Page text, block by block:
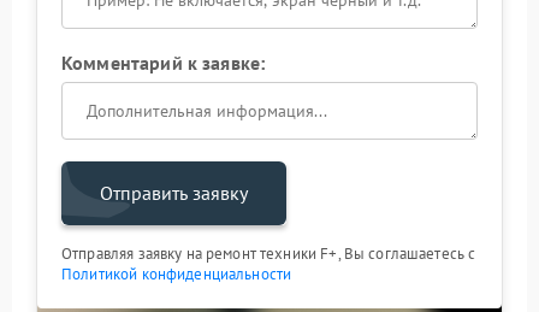
Комментарий к заявке:
Отправить заявку
Отправляя заявку на ремонт техники F+, Вы соглашаетесь с
Политикой конфиденциальности